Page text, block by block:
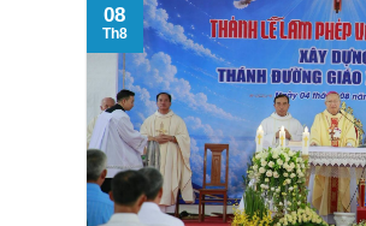
08
Th8